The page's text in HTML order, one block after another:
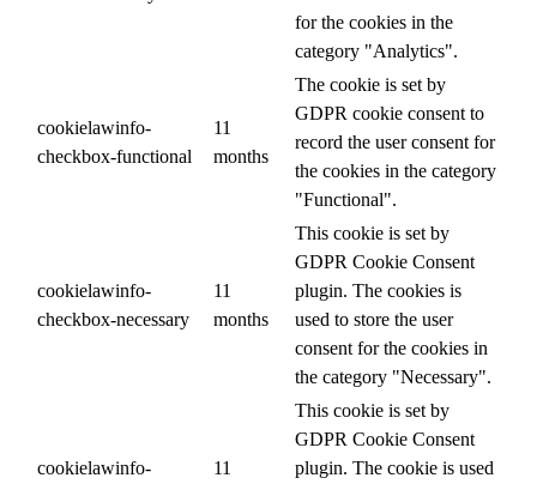
for the cookies in the
category "Analytics".
cookielawinfo-
checkbox-functional
11
months
The cookie is set by
GDPR cookie consent to
record the user consent for
the cookies in the category
"Functional".
cookielawinfo-
checkbox-necessary
11
months
This cookie is set by
GDPR Cookie Consent
plugin. The cookies is
used to store the user
consent for the cookies in
the category "Necessary".
cookielawinfo-
11
This cookie is set by
GDPR Cookie Consent
plugin. The cookie is used